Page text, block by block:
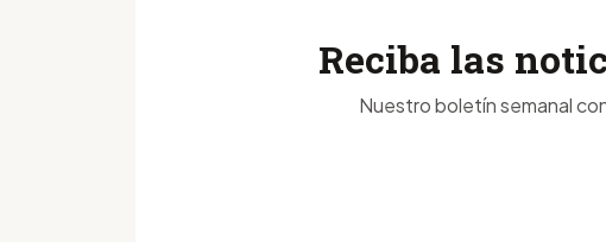
Reciba las
Nuestro boletín semanal